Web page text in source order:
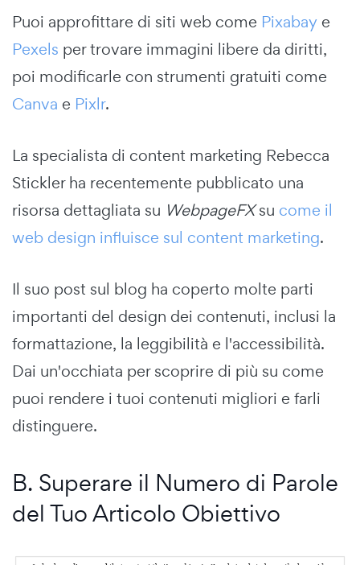
Puoi approfittare di siti web come Pixabay e
Pexels per trovare immagini libere da diritti,
poi modificarle con strumenti gratuiti come
Canva e Pixlr.
La specialista di content marketing Rebecca
Stickler ha recentemente pubblicato una
risorsa dettagliata su WebpageFXsu come il
web design influisce sul content marketing.
Il suo post sul blog ha coperto molte parti
importanti del design dei contenuti, inclusi la
formattazione, la leggibilità e l'accessibilità.
Dai un'occhiata per scoprire di più su come
puoi rendere i tuoi contenuti migliori e farli
distinguere.
B. Superare il Numero di Parole
del Tuo Articolo Obiettivo